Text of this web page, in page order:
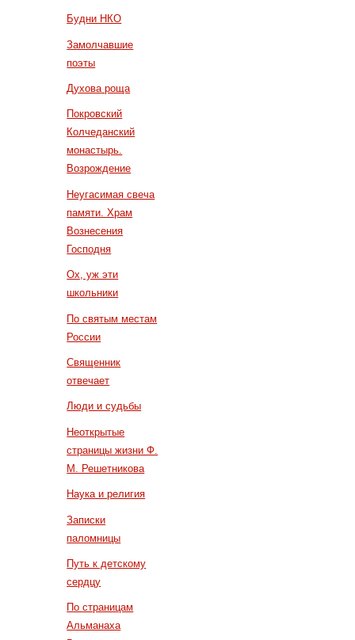
Будни НКО
Замолчавшие
поэты
Духова роща
Покровский
Колчеданский
монастырь.
Возрождение
Неугасимая свеча
памяти. Храм
Вознесения
Господня
Ох, уж эти
школьники
По святым местам
России
Священник
отвечает
Люди и судьбы
Неоткрытые
страницы жизни Ф.
М. Решетникова
Наука и религия
Записки
паломницы
Путь к детскому
сердцу
По страницам
Альманаха